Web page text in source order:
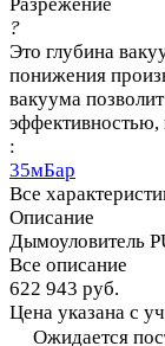
?
Это глубина
понижения
вакуума
эффективностью,
:
35мБар
Все
Описание
Дымоуловитель
Все описание
622 943 руб.
Цена указана с
Ожидается